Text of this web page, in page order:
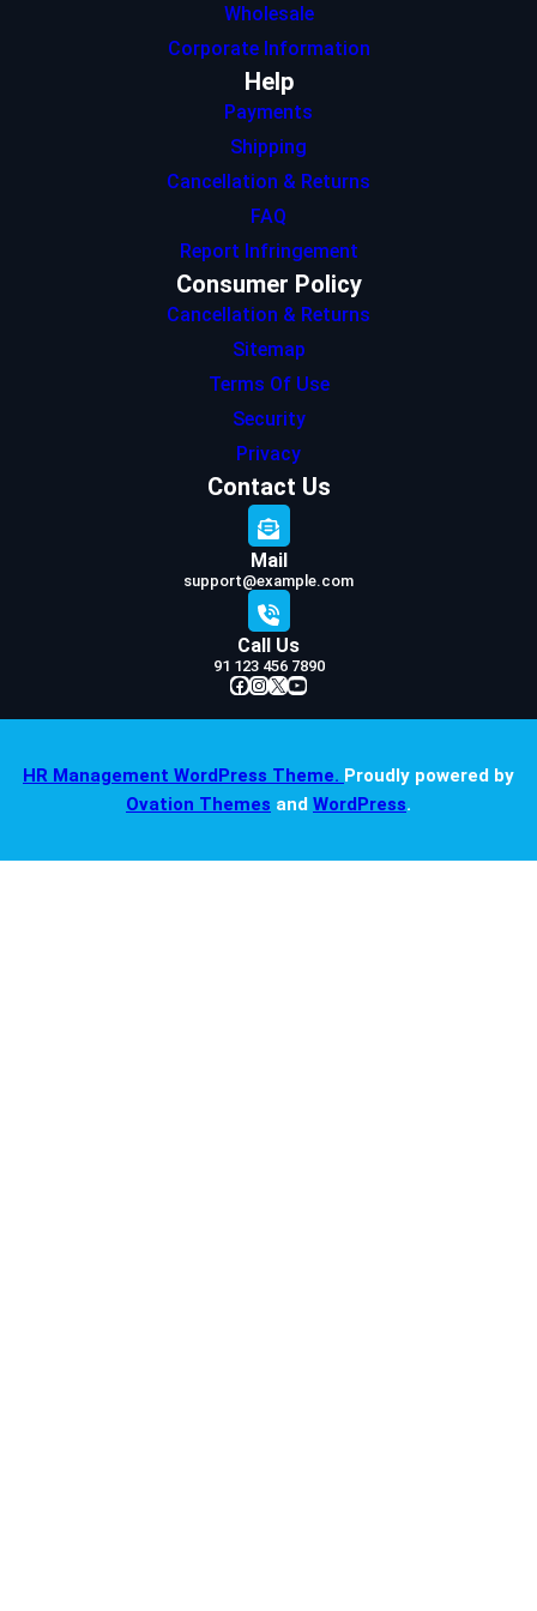
Wholesale
Corporate Information
Help
Payments
Shipping
Cancellation & Returns
FAQ
Report Infringement
Consumer Policy
Cancellation & Returns
Sitemap
Terms Of Use
Security
Privacy
Contact Us
Mail
support@example.com
Call Us
91 123 456 7890
Facebook InstagramX YouTube
HR Management WordPress Theme. Proudly powered by
Ovation Themes and WordPress.